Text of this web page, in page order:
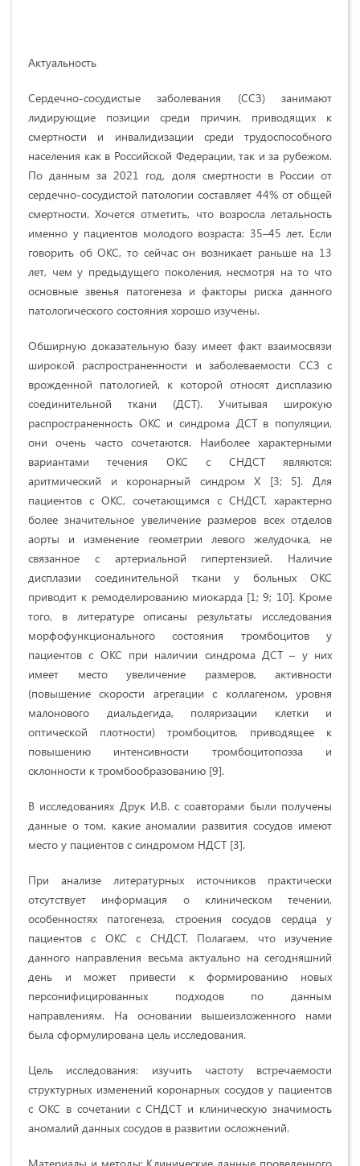
Актуальность
Сердечно-сосудистые заболевания (ССЗ) занимают
лидирующие позиции среди причин, приводящих к
смертности и инвалидизации среди трудоспособного
населения как в Российской Федерации, так и за рубежом.
По данным за 2021 год, доля смертности в России от
сердечно-сосудистой патологии составляет 44% от общей
смертности. Хочется отметить, что возросла летальность
именно у пациентов молодого возраста: 35–45 лет. Если
говорить об ОКС, то сейчас он возникает раньше на 13
лет, чем у предыдущего поколения, несмотря на то что
основные звенья патогенеза и факторы риска данного
патологического состояния хорошо изучены.
Обширную доказательную базу имеет факт взаимосвязи
широкой распространенности и заболеваемости ССЗ с
врожденной патологией, к которой относят дисплазию
соединительной ткани (ДСТ). Учитывая широкую
распространенность ОКС и синдрома ДСТ в популяции,
они очень часто сочетаются. Наиболее характерными
вариантами течения ОКС с СНДСТ являются:
аритмический и коронарный синдром Х [3; 5]. Для
пациентов с ОКС, сочетающимся с СНДСТ, характерно
более значительное увеличение размеров всех отделов
аорты и изменение геометрии левого желудочка, не
связанное с артериальной гипертензией. Наличие
дисплазии соединительной ткани у больных ОКС
приводит к ремоделированию миокарда [1; 9; 10]. Кроме
того, в литературе описаны результаты исследования
морфофункционального состояния тромбоцитов у
пациентов с ОКС при наличии синдрома ДСТ – у них
имеет место увеличение размеров, активности
(повышение скорости агрегации с коллагеном, уровня
малонового диальдегида, поляризации клетки и
оптической плотности) тромбоцитов, приводящее к
повышению интенсивности тромбоцитопоэза и
склонности к тромбообразованию [9].
В исследованиях Друк И.В. с соавторами были получены
данные о том, какие аномалии развития сосудов имеют
место у пациентов с синдромом НДСТ [3].
При анализе литературных источников практически
отсутствует информация о клиническом течении,
особенностях патогенеза, строения сосудов сердца у
пациентов с ОКС с СНДСТ. Полагаем, что изучение
данного направления весьма актуально на сегодняшний
день и может привести к формированию новых
персонифицированных подходов по данным
направлениям. На основании вышеизложенного нами
была сформулирована цель исследования.
Цель исследования: изучить частоту встречаемости
структурных изменений коронарных сосудов у пациентов
с ОКС в сочетании с СНДСТ и клиническую значимость
аномалий данных сосудов в развитии осложнений.
Материалы и методы: Клинические данные проведенного